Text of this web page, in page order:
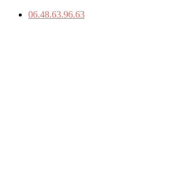
06.48.63.96.63